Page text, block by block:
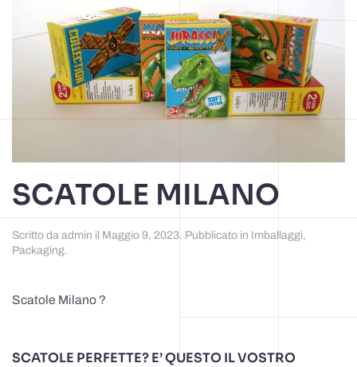
SCATOLE MILANO
Scritto da admin il Maggio 9, 2023. Pubblicato in Imballaggi,
Packaging.
Scatole Milano ?
SCATOLE PERFETTE? E’ QUESTO IL VOSTRO